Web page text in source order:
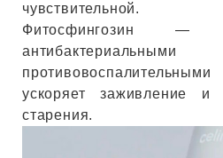
чувствительной.
Фитосфингозин —
ускоряет заживление и
старения.